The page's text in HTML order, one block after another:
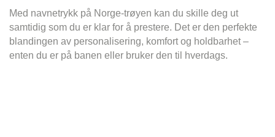
Med navnetrykk på Norge-trøyen kan du skille deg ut
samtidig som du er klar for å prestere. Det er den perfekte
blandingen av personalisering, komfort og holdbarhet –
enten du er på banen eller bruker den til hverdags.